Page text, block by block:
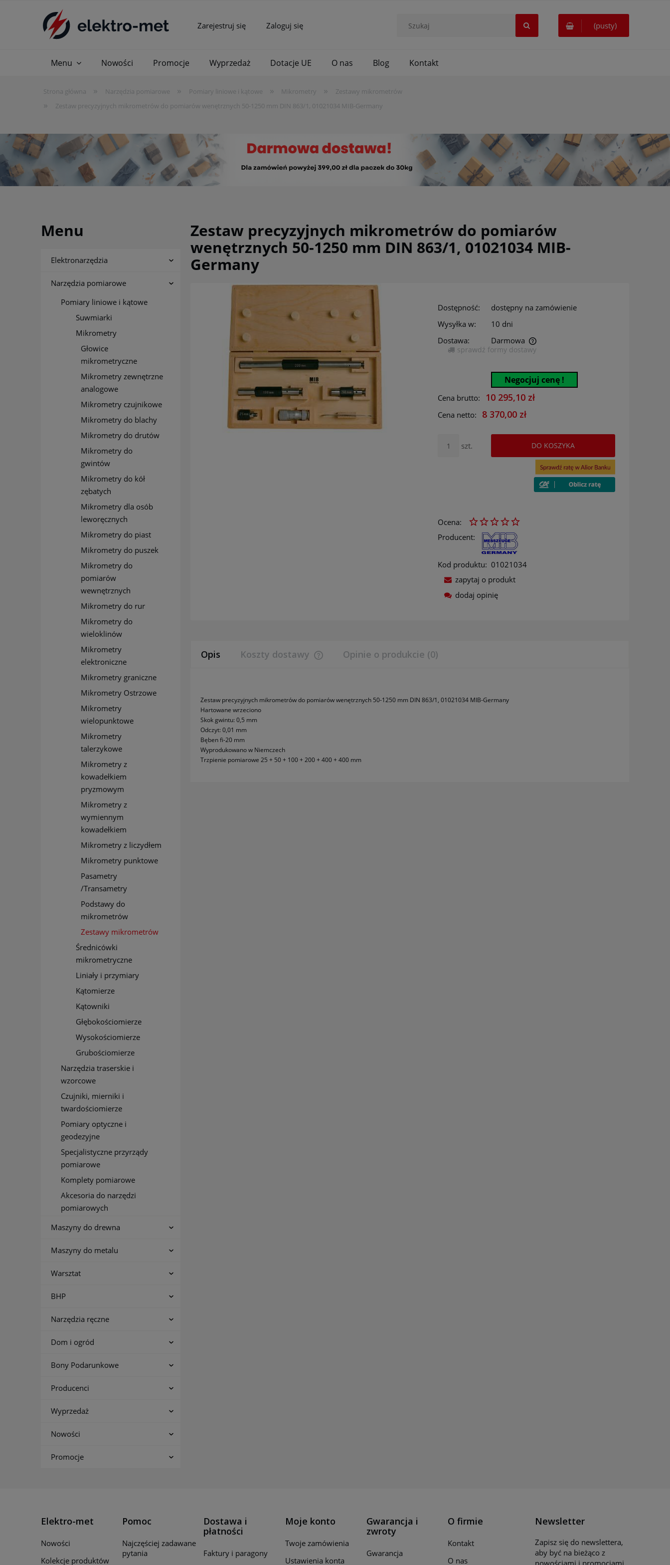
(pusty)
Zarejestruj się Zaloguj się
Menu Nowości Promocje Wyprzedaż Dotacje UE O nas Blog Kontakt
Strona główna » Narzędzia pomiarowe » Pomiary liniowe i kątowe » Mikrometry » Zestawy mikrometrów
» Zestaw precyzyjnych mikrometrów do pomiarów wenętrznych 50-1250 mm DIN 863/1, 01021034 MIB-Germany
Menu
Elektronarzędzia
Narzędzia pomiarowe
Pomiary liniowe i kątowe
Suwmiarki
Mikrometry
Głowice
mikrometryczne
Mikrometry zewnętrzne
analogowe
Mikrometry czujnikowe
Mikrometry do blachy
Mikrometry do drutów
Mikrometry do
gwintów
Mikrometry do kół
zębatych
Mikrometry dla osób
leworęcznych
Mikrometry do piast
Mikrometry do puszek
Mikrometry do
pomiarów
wewnętrznych
Mikrometry do rur
Mikrometry do
wieloklinów
Mikrometry
elektroniczne
Mikrometry graniczne
Mikrometry Ostrzowe
Mikrometry
wielopunktowe
Mikrometry
talerzykowe
Mikrometry z
kowadełkiem
pryzmowym
Mikrometry z
wymiennym
kowadełkiem
Mikrometry z liczydłem
Mikrometry punktowe
Pasametry
/Transametry
Podstawy do
mikrometrów
Zestawy mikrometrów
Średnicówki
mikrometryczne
Liniały i przymiary
Kątomierze
Kątowniki
Głębokościomierze
Wysokościomierze
Grubościomierze
Narzędzia traserskie i
wzorcowe
Czujniki, mierniki i
twardościomierze
Pomiary optyczne i
geodezyjne
Specjalistyczne przyrządy
pomiarowe
Komplety pomiarowe
Akcesoria do narzędzi
pomiarowych
Maszyny do drewna
Maszyny do metalu
Warsztat
BHP
Narzędzia ręczne
Dom i ogród
Bony Podarunkowe
Producenci
Wyprzedaż
Nowości
Promocje
Zestaw precyzyjnych mikrometrów do pomiarów
wenętrznych 50-1250 mm DIN 863/1, 01021034 MIB-
Germany
Dostępność:
dostępny na zamówienie
Wysyłka w:
10 dni
Dostawa:
Darmowa
sprawdź formy dostawy
Negocjuj cenę !
Cena brutto: 10 295,10 zł
Cena netto: 8 370,00 zł
szt. DO KOSZYKA
Ocena:
Producent:
Kod produktu: 01021034
zapytaj o produkt
dodaj opinię
Opis Koszty dostawy Opinie o produkcie (0)
Zestaw precyzyjnych mikrometrów do pomiarów wenętrznych 50-1250 mm DIN 863/1, 01021034 MIB-Germany
Hartowane wrzeciono
Skok gwintu: 0,5 mm
Odczyt: 0,01 mm
Bęben fi-20 mm
Wyprodukowano w Niemczech
Trzpienie pomiarowe 25 + 50 + 100 + 200 + 400 + 400 mm
Elektro-met
Nowości
Kolekcje produktów
Pomoc
Najczęściej zadawane
pytania
Dostawa i
płatności
Faktury i paragony
Moje konto
Twoje zamówienia
Ustawienia konta
Gwarancja i
zwroty
Gwarancja
O firmie
Kontakt
O nas
Newsletter
Zapisz się do newslettera,
aby być na bieżąco z
nowościami i promocjami